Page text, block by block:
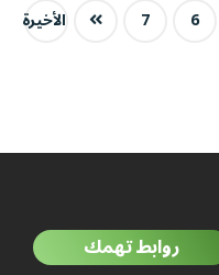
6
7 الأخيرة
روابط تهمك